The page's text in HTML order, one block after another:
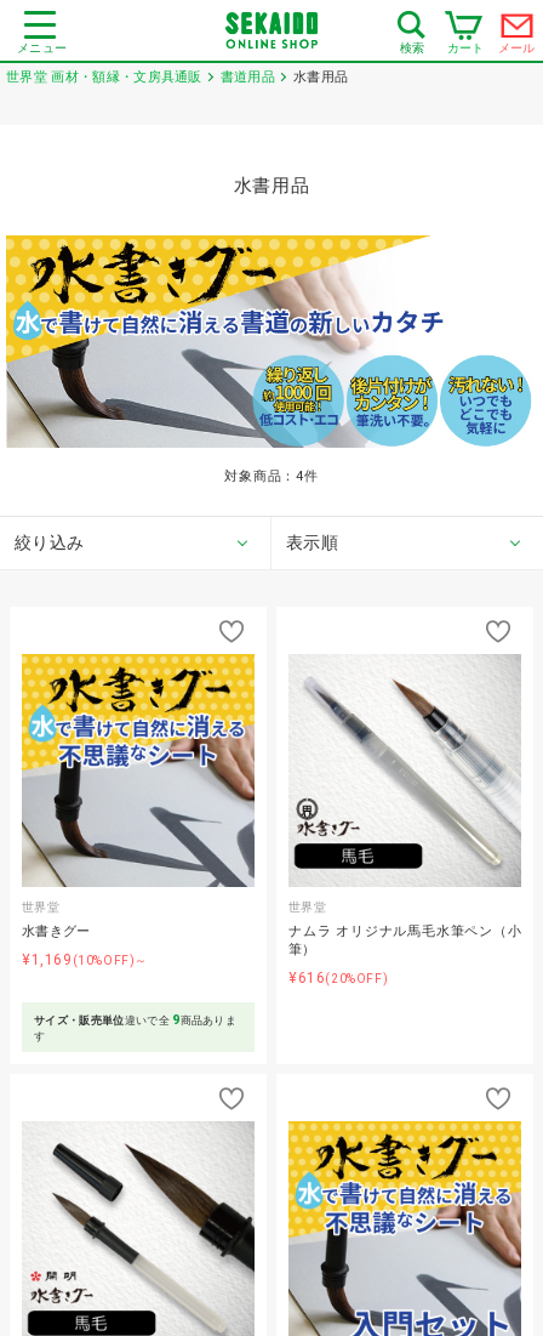
メニュー 検索 カート メール
世界堂 画材・額縁・文房具通販 書道用品 水書用品
水書用品
対象商品：4件
絞り込み 表示順
世界堂
水書きグー
¥1,169 (10%OFF)～
サイズ・販売単位違いで全 9商品ありま
す
世界堂
ナムラ オリジナル馬毛水筆ペン（小
筆）
¥616(20%OFF)